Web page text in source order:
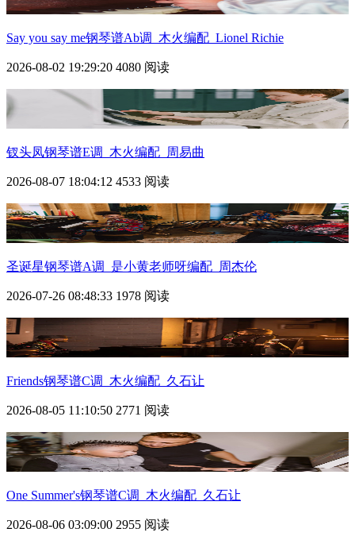
Say you say me钢琴谱Ab调_木火编配_Lionel Richie
2026-08-02 19:29:20 4080 阅读
钗头凤钢琴谱E调_木火编配_周易曲
2026-08-07 18:04:12 4533 阅读
圣诞星钢琴谱A调_是小黄老师呀编配_周杰伦
2026-07-26 08:48:33 1978 阅读
Friends钢琴谱C调_木火编配_久石让
2026-08-05 11:10:50 2771 阅读
One Summer's钢琴谱C调_木火编配_久石让
2026-08-06 03:09:00 2955 阅读